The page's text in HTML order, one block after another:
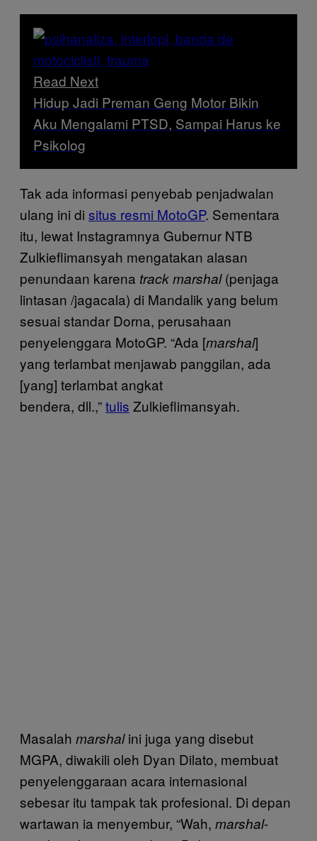
Read Next
Hidup Jadi Preman Geng Motor Bikin
Aku Mengalami PTSD, Sampai Harus ke
Psikolog
Tak ada informasi penyebab penjadwalan
ulang ini di situs resmi MotoGP. Sementara
itu, lewat Instagramnya Gubernur NTB
Zulkieflimansyah mengatakan alasan
penundaan karena trackmarshal(penjaga
lintasan /jagacala) di Mandalik yang belum
sesuai standar Dorna, perusahaan
penyelenggara MotoGP. “Ada [marshal]
yang terlambat menjawab panggilan, ada
[yang] terlambat angkat
bendera, dll.,”tulis Zulkieflimansyah.
Masalah marshalini juga yang disebut
MGPA, diwakili oleh Dyan Dilato, membuat
penyelenggaraan acara internasional
sebesar itu tampak tak profesional. Di depan
wartawan ia menyembur, “Wah, marshal-